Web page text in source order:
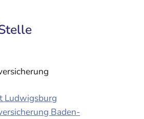
Ludwigsburg
Baden-